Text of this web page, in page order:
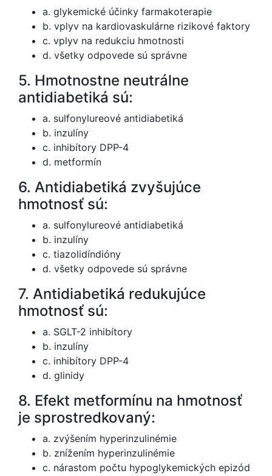
a. glykemické účinky farmakoterapie
b. vplyv na kardiovaskulárne rizikové faktory
c. vplyv na redukciu hmotnosti
d. všetky odpovede sú správne
5. Hmotnostne neutrálne
antidiabetiká sú:
a. sulfonylureové antidiabetiká
b. inzulíny
c. inhibítory DPP-4
d. metformín
6. Antidiabetiká zvyšujúce
hmotnosť sú:
a. sulfonylureové antidiabetiká
b. inzulíny
c. tiazolidíndióny
d. všetky odpovede sú správne
7. Antidiabetiká redukujúce
hmotnosť sú:
a. SGLT-2 inhibítory
b. inzulíny
c. inhibítory DPP-4
d. glinidy
8. Efekt metformínu na hmotnosť
je sprostredkovaný:
a. zvýšením hyperinzulinémie
b. znížením hyperinzulinémie
c. nárastom počtu hypoglykemických epizód